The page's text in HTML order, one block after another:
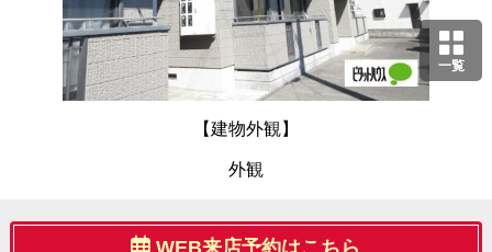
一覧
【建物外観】
外観
WEB来店予約はこちら